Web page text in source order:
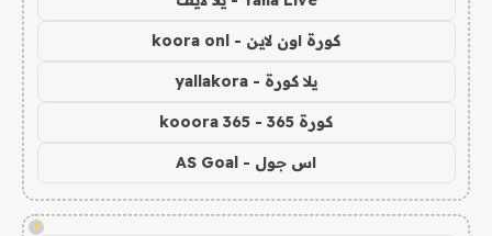
كورة اون لاين - koora onl
يلا كورة - yallakora
كورة 365 - kooora 365
اس جول - AS Goal
!